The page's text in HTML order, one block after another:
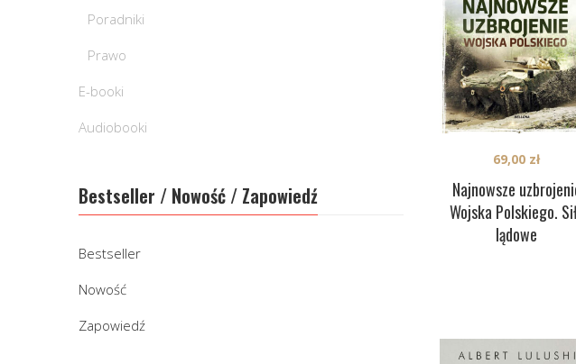
Najnowsze
Wojska Polskiego.
lądowe
69,00 zł
Poradniki
Prawo
E-booki
Audiobooki
Bestseller / Nowość / Zapowiedź
Bestseller
Nowość
Zapowiedź